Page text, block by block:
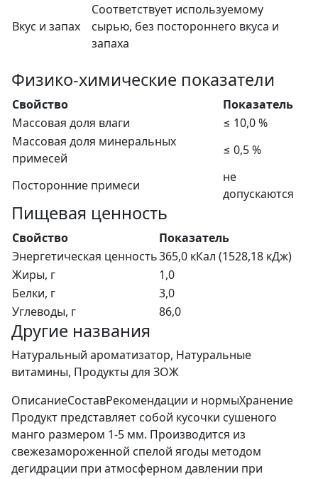
Вкус и запах
Соответствует используемому
сырью, без постороннего вкуса и
запаха
Физико-химические показатели
Свойство
Показатель
Массовая доля влаги
≤ 10,0 %
Массовая доля минеральных
примесей
≤ 0,5 %
Посторонние примеси
не
допускаются
Пищевая ценность
Свойство
Показатель
Энергетическая ценность365,0 кКал (1528,18 кДж)
Жиры, г
1,0
Белки, г
3,0
Углеводы, г
86,0
Другие названия
Натуральный ароматизатор, Натуральные
витамины, Продукты для ЗОЖ
ОписаниеСоставРекомендации и нормыХранение
Продукт представляет собой кусочки сушеного
манго размером 1-5 мм. Производится из
свежезамороженной спелой ягоды методом
дегидрации при атмосферном давлении при